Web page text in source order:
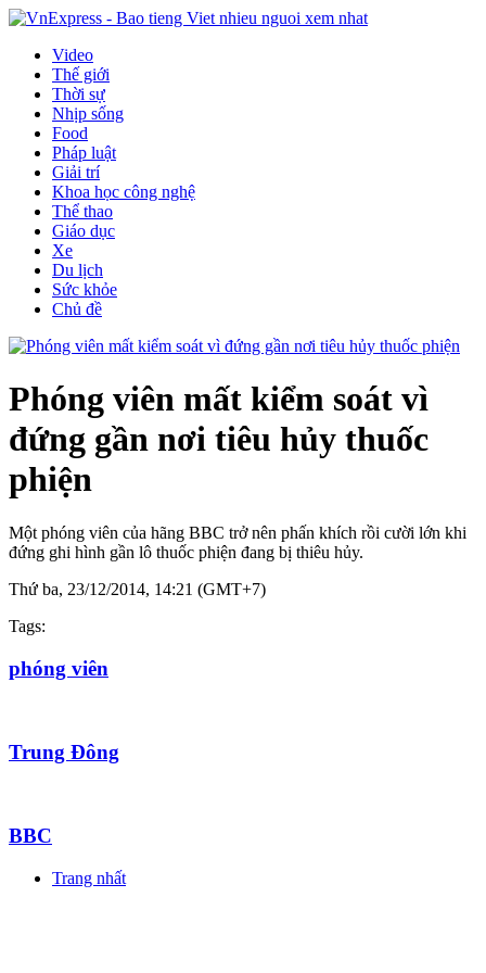
Video
Thế giới
Thời sự
Nhịp sống
Food
Pháp luật
Giải trí
Khoa học công nghệ
Thể thao
Giáo dục
Xe
Du lịch
Sức khỏe
Chủ đề
Phóng viên mất kiểm soát vì
đứng gần nơi tiêu hủy thuốc
phiện
Một phóng viên của hãng BBC trở nên phấn khích rồi cười lớn khi
đứng ghi hình gần lô thuốc phiện đang bị thiêu hủy.
Thứ ba, 23/12/2014, 14:21 (GMT+7)
Tags:
phóng viên
Trung Đông
BBC
Trang nhất